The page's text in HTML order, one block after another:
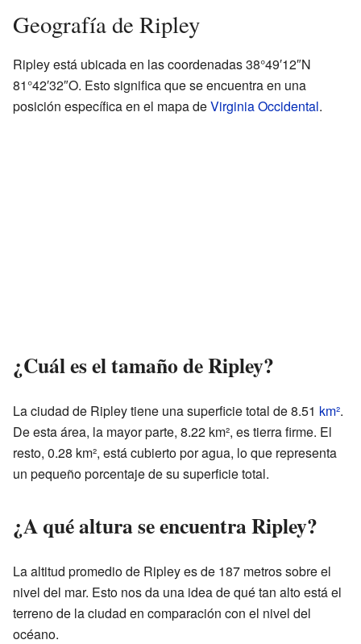
Geografía de Ripley
Ripley está ubicada en las coordenadas 38°49′12″N
81°42′32″O. Esto significa que se encuentra en una
posición específica en el mapa deVirginia Occidental.
¿Cuál es el tamaño de Ripley?
La ciudad de Ripley tiene una superficie total de 8.51 km².
De esta área, la mayor parte, 8.22 km², es tierra firme. El
resto, 0.28 km², está cubierto por agua, lo que representa
un pequeño porcentaje de su superficie total.
¿A qué altura se encuentra Ripley?
La altitud promedio de Ripley es de 187 metros sobre el
nivel del mar. Esto nos da una idea de qué tan alto está el
terreno de la ciudad en comparación con el nivel del
océano.